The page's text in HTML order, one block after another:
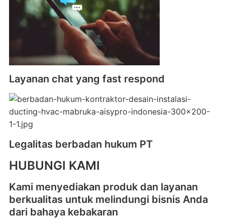
Layanan chat yang fast respond
Legalitas berbadan hukum PT
HUBUNGI KAMI
Kami menyediakan produk dan layanan
berkualitas untuk melindungi bisnis Anda
dari bahaya kebakaran